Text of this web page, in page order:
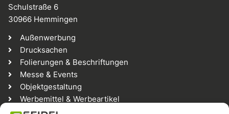
Schulstraße 6
30966 Hemmingen
Außenwerbung
Drucksachen
Folierungen & Beschriftungen
Messe & Events
Objektgestaltung
Werbemittel & Werbeartikel